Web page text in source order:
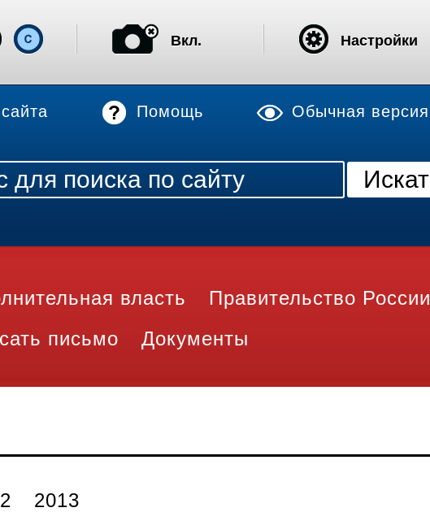
Помощь Обычная версия
власть
Правительство России
письмо Документы
2013
Вкл. Настройки